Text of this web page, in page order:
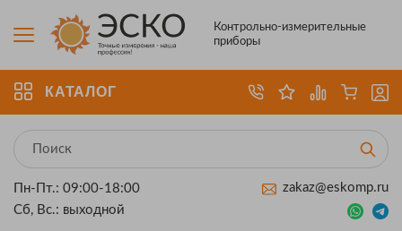
Контрольно-измерительные
приборы
КАТАЛОГ
Пн-Пт.: 09:00-18:00
Сб, Вс.: выходной
zakaz@eskomp.ru